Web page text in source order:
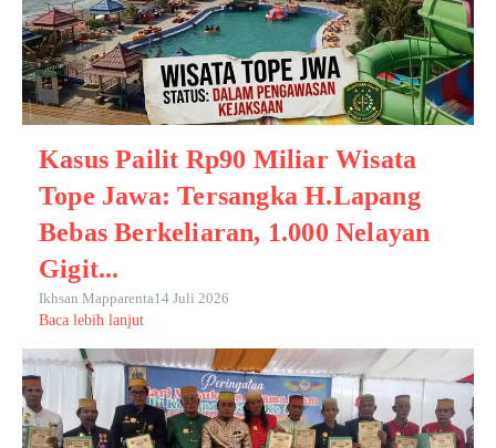
Kasus Pailit Rp90 Miliar Wisata
Tope Jawa: Tersangka H.Lapang
Bebas Berkeliaran, 1.000 Nelayan
Gigit...
Ikhsan Mapparenta14 Juli 2026
Baca lebih lanjut